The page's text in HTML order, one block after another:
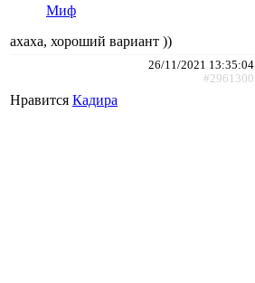
Миф
ахаха, хороший вариант ))
26/11/2021 13:35:04
#2961300
Нравится Кадира